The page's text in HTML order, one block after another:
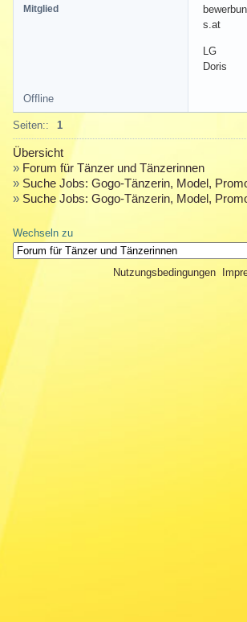
Mitglied
s.at
LG
Doris
Offline
Seiten:: 1
Übersicht
» Forum für Tänzer und Tänzerinnen
» Suche Jobs: Gogo-Tänzerin, Model,
» Suche Jobs: Gogo-Tänzerin, Model,
Wechseln zu
Nutzungsbedingungen